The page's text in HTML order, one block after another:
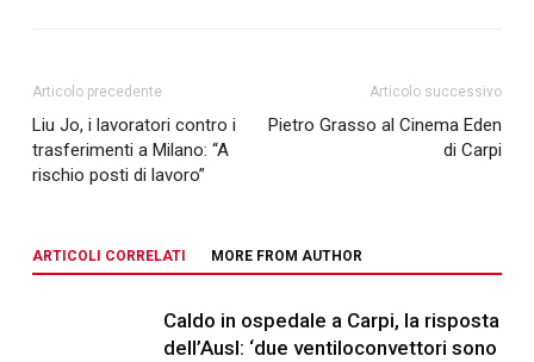
Articolo precedente
Liu Jo, i lavoratori contro i
trasferimenti a Milano: “A
rischio posti di lavoro”
Articolo successivo
Pietro Grasso al Cinema Eden
di Carpi
ARTICOLI CORRELATI MORE FROM AUTHOR
Caldo in ospedale a Carpi, la risposta
dell’Ausl: ‘due ventiloconvettori sono